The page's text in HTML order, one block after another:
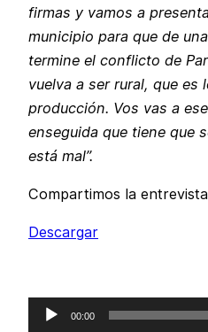
firmas y vamos a
municipio para que de
termine el conflicto de
vuelva a ser rural, que es
producción. Vos vas a
enseguida que tiene que
está mal”.
Compartimos la
Descargar
Reproductor
00:00